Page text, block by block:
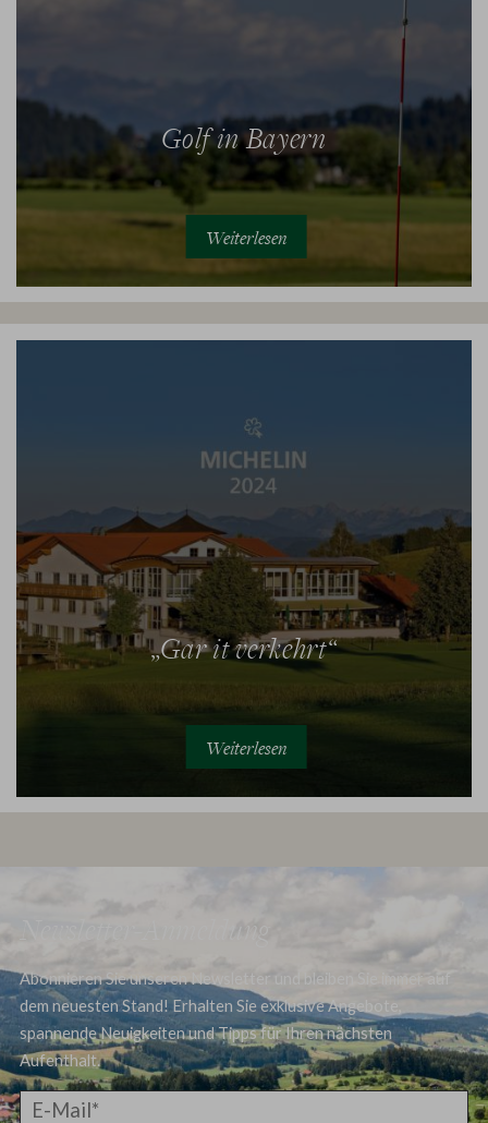
Golf in Bayern
Weiterlesen
„Gar it verkehrt“
Weiterlesen
Newsletter-Anmeldung
Abonnieren Sie unseren Newsletter und bleiben Sie immer auf
dem neuesten Stand! Erhalten Sie exklusive Angebote,
spannende Neuigkeiten und Tipps für Ihren nächsten
Aufenthalt.